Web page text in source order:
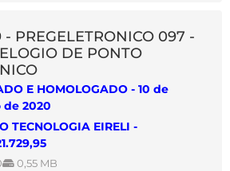
- PREGELETRONICO 097 -
DE PONTO
E HOMOLOGADO - 10 de
2020
TECNOLOGIA EIRELI -
0,55 MB